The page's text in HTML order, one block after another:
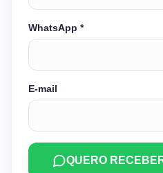
WhatsApp *
E-mail
QUERO